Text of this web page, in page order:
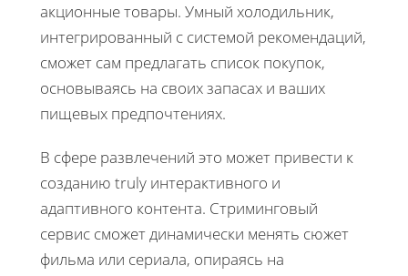
акционные товары. Умный холодильник,
интегрированный с системой рекомендаций,
сможет сам предлагать список покупок,
основываясь на своих запасах и ваших
пищевых предпочтениях.
В сфере развлечений это может привести к
созданию truly интерактивного и
адаптивного контента. Стриминговый
сервис сможет динамически менять сюжет
фильма или сериала, опираясь на